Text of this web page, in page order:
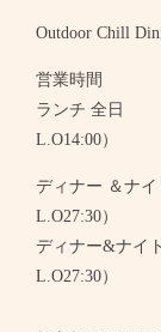
Outdoor Chill
営業時間
ランチ
L.O14:00）
ディナー ＆
L.O27:30）
ディナー&ナイ
L.O27:30）